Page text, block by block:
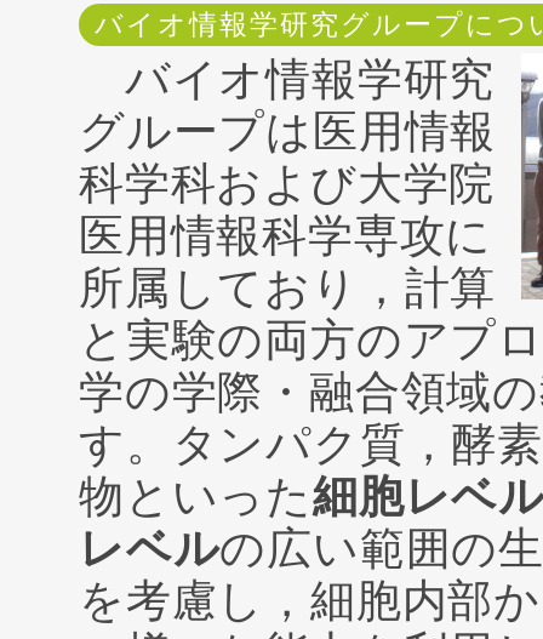
バイオ情報学研究グループにつ
バイオ情報学研究
グループは医用情報
科学科および大学院
医用情報科学専攻に
所属しており，計算
と実験の両方のアプ
学の学際・融合領域
す。タンパク質，酵
物といった細胞レベ
レベルの広い範囲の
を考慮し，細胞内部